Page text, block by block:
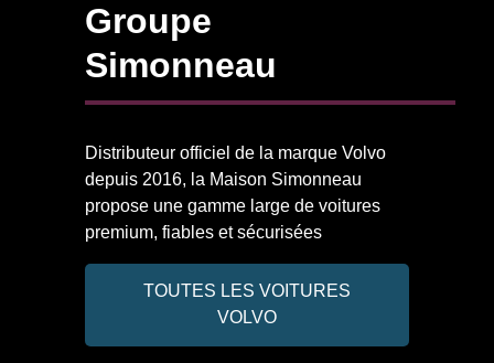
Groupe
Simonneau
Distributeur officiel de la marque Volvo
depuis 2016, la Maison Simonneau
propose une gamme large de voitures
premium, fiables et sécurisées
TOUTES LES VOITURES
VOLVO